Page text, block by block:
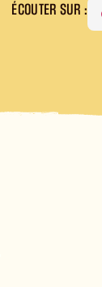
ÉCOUTER SUR :